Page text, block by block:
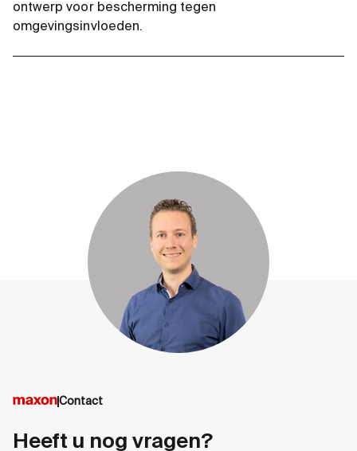
ontwerp voor bescherming tegen
omgevingsinvloeden.
Contact
Heeft u nog vragen?